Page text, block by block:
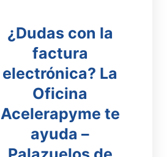
¿Dudas con la
factura
electrónica? La
Oficina
Acelerapyme te
ayuda –